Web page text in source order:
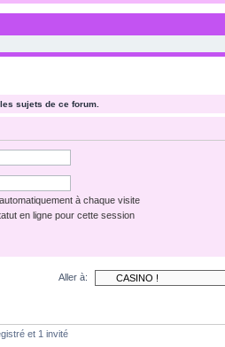
sujets de ce forum.
à chaque visite
en ligne pour cette session
Aller à:
et 1 invité